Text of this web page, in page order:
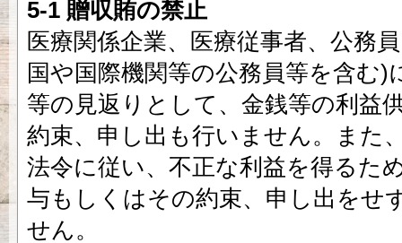
5-1 贈収賄の禁止
医療関係企業、医療従事者、公務
国や国際機関等の公務員等を含む)
等の見返りとして、金銭等の利益
約束、申し出も行いません。また
法令に従い、不正な利益を得るた
与もしくはその約束、申し出をせ
せん。